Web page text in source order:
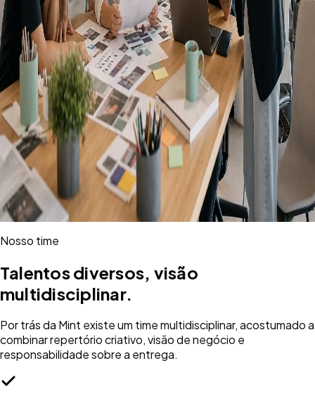
Nosso time
Talentos diversos, visão
multidisciplinar.
Por trás da Mint existe um time multidisciplinar, acostumado a
combinar repertório criativo, visão de negócio e
responsabilidade sobre a entrega.